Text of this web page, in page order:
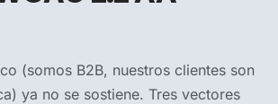
(somos B2B, nuestros clientes son
ya no se sostiene. Tres vectores